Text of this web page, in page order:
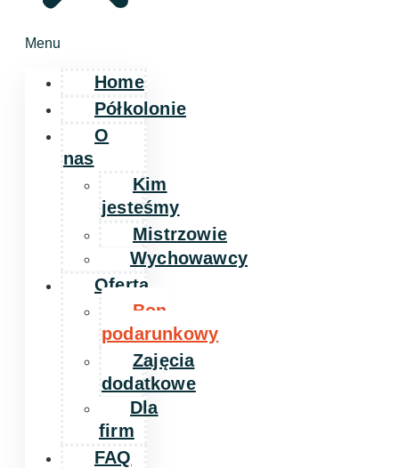
Menu
Home
Półkolonie
O
nas
Kim
jesteśmy
Mistrzowie
Wychowawcy
Oferta
Bon
podarunkowy
Zajęcia
dodatkowe
Dla
firm
FAQ